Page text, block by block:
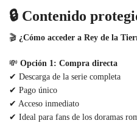
🔒 Contenido
🎬 ¿Cómo acceder a Rey de la
💸 Opción 1: Compra directa
✔ Descarga de la serie completa
✔ Pago único
✔ Acceso inmediato
✔ Ideal para fans de los doramas